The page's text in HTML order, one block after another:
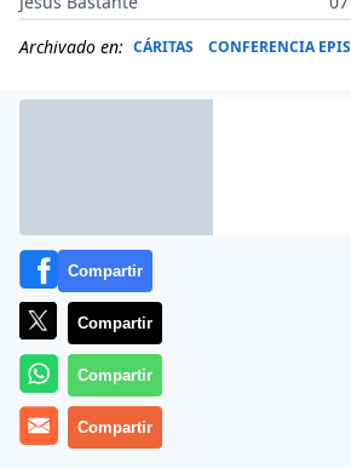
Archivado en: CÁRITAS CONFERENCIA
Jesús Bastante).- Más de
Compartir
Compartir
Compartir
Compartir